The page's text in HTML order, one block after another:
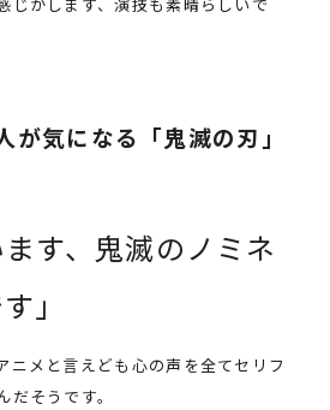
が気になる「鬼滅の刃」
ます、鬼滅のノミネ
」
ニメと言えども心の声を全てセリフ
そうです。